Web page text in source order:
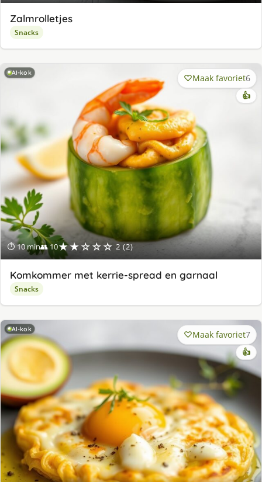
Zalmrolletjes
Snacks
AI-kok
⏱ 10 min👥 10★★☆☆☆ 2 (2)
Maak favoriet6
👍
Komkommer met kerrie-spread en garnaal
Snacks
AI-kok Maak favoriet7
👍